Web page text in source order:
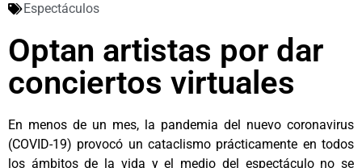
Espectáculos
Optan artistas por dar
conciertos virtuales
En menos de un mes, la pandemia del nuevo coronavirus
(COVID-19) provocó un cataclismo prácticamente en todos
los ámbitos de la vida y el medio del espectáculo no se